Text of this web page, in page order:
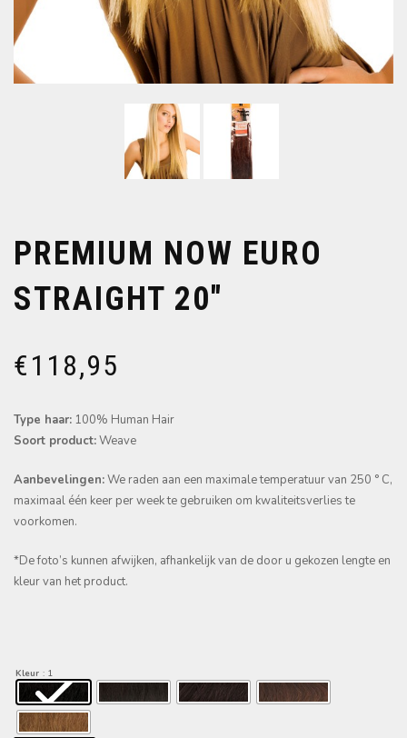
PREMIUM NOW EURO
STRAIGHT 20″
€118,95
Type haar: 100% Human Hair
Soort product:Weave
Aanbevelingen:We raden aan een maximale temperatuur van 250 ° C,
maximaal één keer per week te gebruiken om kwaliteitsverlies te
voorkomen.
*De foto’s kunnen afwijken, afhankelijk van de door u gekozen lengte en
kleur van het product.
Kleur : 1